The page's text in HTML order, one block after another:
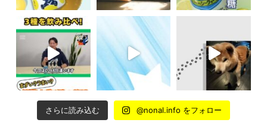
さらに読み込む @nonal.info をフォロー